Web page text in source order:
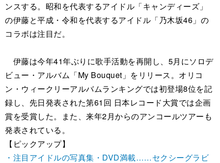
ンスする。昭和を代表するアイドル「キャンディーズ」
の伊藤と平成・令和を代表するアイドル「乃木坂46」の
コラボは注目だ。
伊藤は今年41年ぶりに歌手活動を再開し、5月にソロデ
ビュー・アルバム「My Bouquet」をリリース。オリコ
ン・ウィークリーアルバムランキングでは初登場8位を記
録し、先日発表された第61回 日本レコード大賞では企画
賞を受賞した。また、来年2月からのアンコールツアーも
発表されている。
【ピックアップ】
・注目アイドルの写真集・DVD満載……セクシーグラビ